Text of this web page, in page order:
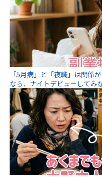
「5月病」と「夜職」は関係
なら、ナイトデビューしてみ